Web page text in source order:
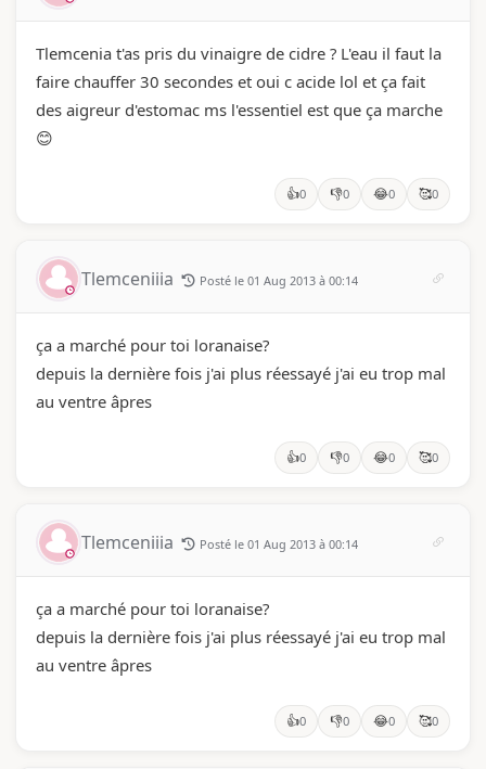
Tlemcenia t'as pris du vinaigre de cidre ? L'eau il faut la
faire chauffer 30 secondes et oui c acide lol et ça fait
des aigreur d'estomac ms l'essentiel est que ça marche
😊
👍0 👎0 😂0 🥰0
Tlemceniiia Posté le 01 Aug 2013 à 00:14
ça a marché pour toi loranaise?
depuis la dernière fois j'ai plus réessayé j'ai eu trop mal
au ventre âpres
👍0 👎0 😂0 🥰0
Tlemceniiia Posté le 01 Aug 2013 à 00:14
ça a marché pour toi loranaise?
depuis la dernière fois j'ai plus réessayé j'ai eu trop mal
au ventre âpres
👍0 👎0 😂0 🥰0